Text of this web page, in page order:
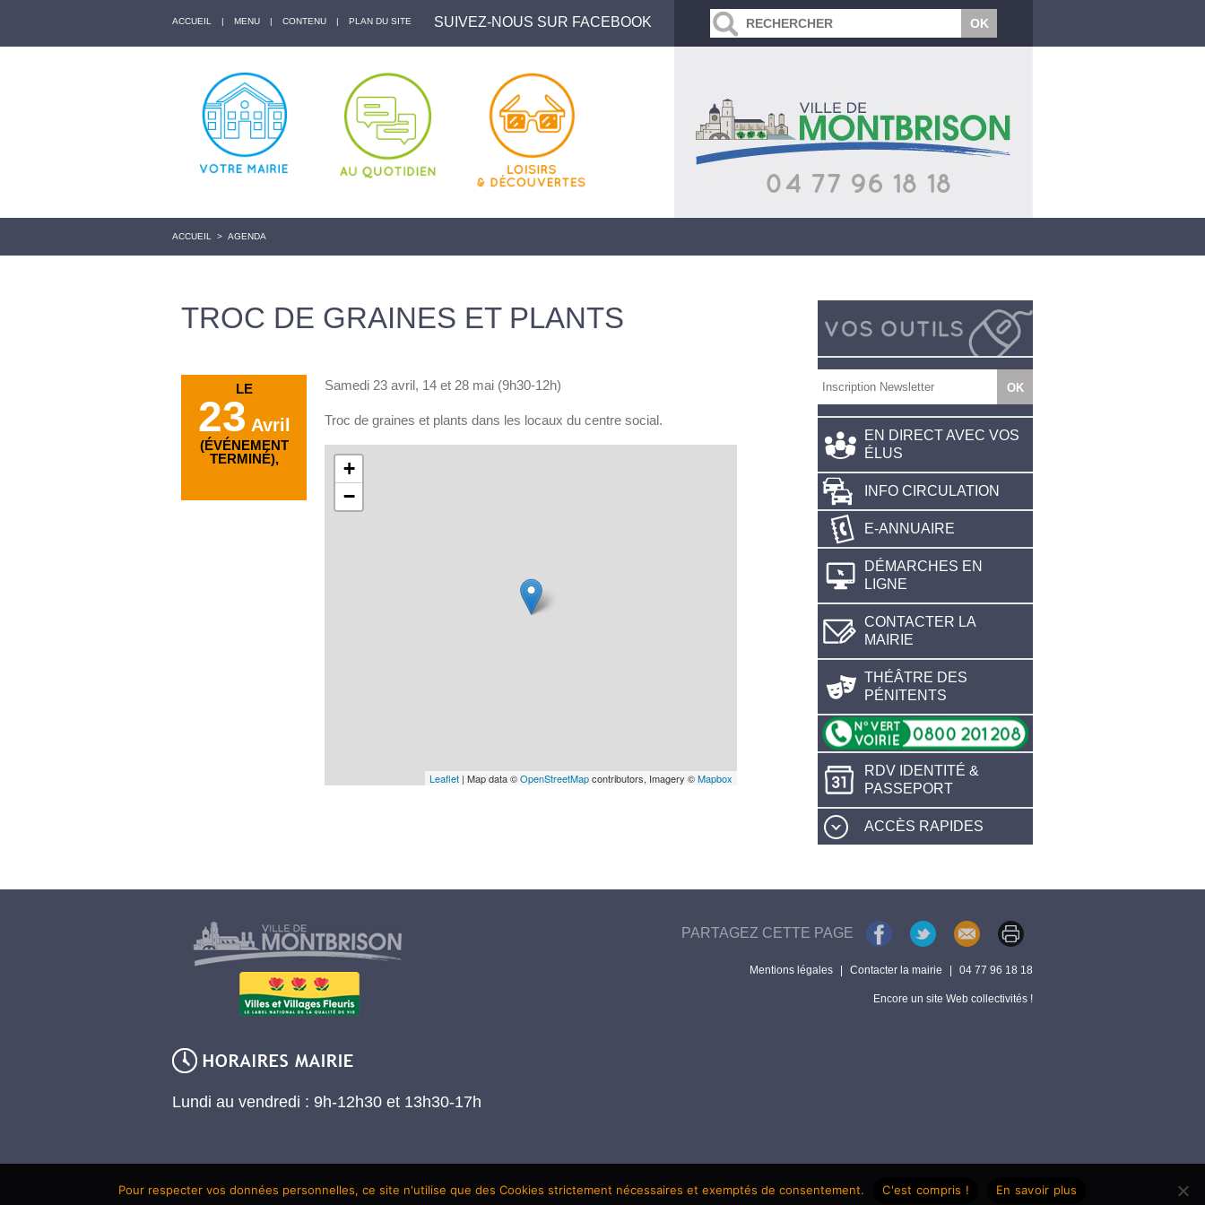
ACCUEIL | MENU | CONTENU | PLAN DU SITE SUIVEZ-NOUS SUR FACEBOOK
ACCUEIL > AGENDA
TROC DE GRAINES ET PLANTS
LE
23 Avril
(ÉVÉNEMENT
TERMINÉ),
Samedi 23 avril, 14 et 28 mai (9h30-12h)
Troc de graines et plants dans les locaux du centre social.
+
−
Leaflet | Map data ©OpenStreetMapcontributors, Imagery ©Mapbox
EN DIRECT AVEC VOS
ÉLUS
INFO CIRCULATION
E-ANNUAIRE
DÉMARCHES EN
LIGNE
CONTACTER LA
MAIRIE
THÉÂTRE DES
PÉNITENTS
RDV IDENTITÉ &
PASSEPORT
ACCÈS RAPIDES
Lundi au vendredi : 9h-12h30 et 13h30-17h
PARTAGEZ CETTE PAGE
Mentions légales Contacter la mairie 04 77 96 18 18
Encore un site Web collectivités !
Pour respecter vos données personnelles, ce site n'utilise que des Cookies strictement nécessaires et exemptés de consentement. C'est compris ! En savoir plus